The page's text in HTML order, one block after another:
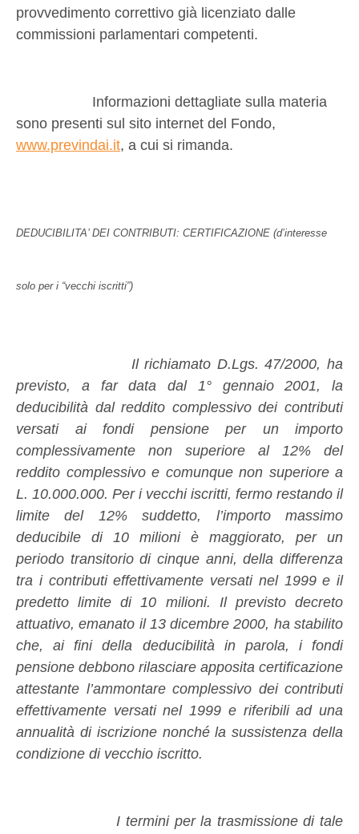
provvedimento correttivo già licenziato dalle
commissioni parlamentari competenti.
Informazioni dettagliate sulla materia
sono presenti sul sito internet del Fondo,
www.previndai.it, a cui si rimanda.
DEDUCIBILITA’ DEI CONTRIBUTI: CERTIFICAZIONE (d’interesse
solo per i “vecchi iscritti”)
Il richiamato D.Lgs. 47/2000, ha
previsto, a far data dal 1° gennaio 2001, la
deducibilità dal reddito complessivo dei contributi
versati ai fondi pensione per un importo
complessivamente non superiore al 12% del
reddito complessivo e comunque non superiore a
L. 10.000.000. Per i vecchi iscritti, fermo restando il
limite del 12% suddetto, l’importo massimo
deducibile di 10 milioni è maggiorato, per un
periodo transitorio di cinque anni, della differenza
tra i contributi effettivamente versati nel 1999 e il
predetto limite di 10 milioni. Il previsto decreto
attuativo, emanato il 13 dicembre 2000, ha stabilito
che, ai fini della deducibilità in parola, i fondi
pensione debbono rilasciare apposita certificazione
attestante l’ammontare complessivo dei contributi
effettivamente versati nel 1999 e riferibili ad una
annualità di iscrizione nonché la sussistenza della
condizione di vecchio iscritto.
I termini per la trasmissione di tale